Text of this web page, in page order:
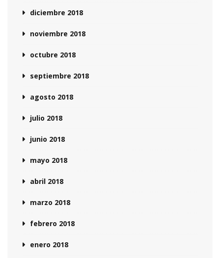
diciembre 2018
noviembre 2018
octubre 2018
septiembre 2018
agosto 2018
julio 2018
junio 2018
mayo 2018
abril 2018
marzo 2018
febrero 2018
enero 2018